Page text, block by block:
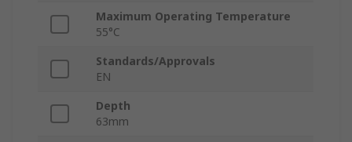
Maximum Operating Temperature
55°C
Standards/Approvals
EN
Depth
63mm